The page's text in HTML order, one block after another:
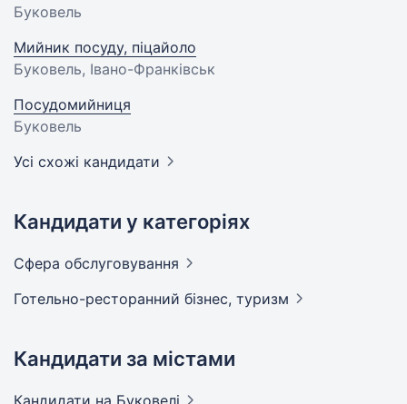
Буковель
Мийник посуду, піцайоло
Буковель, Івано-Франківськ
Посудомийниця
Буковель
Усі схожі кандидати
Кандидати у категоріях
Сфера обслуговування
Готельно-ресторанний бізнес, туризм
Кандидати за містами
Кандидати на Буковелі